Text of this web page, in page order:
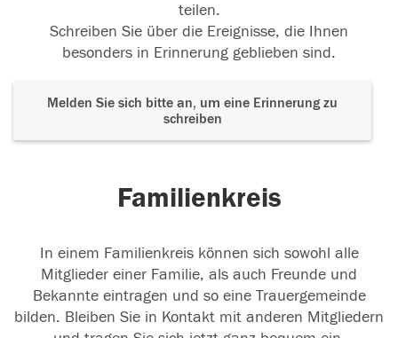
teilen.
Schreiben Sie über die Ereignisse, die Ihnen
besonders in Erinnerung geblieben sind.
Melden Sie sich bitte an, um eine Erinnerung zu
schreiben
Familienkreis
In einem Familienkreis können sich sowohl alle
Mitglieder einer Familie, als auch Freunde und
Bekannte eintragen und so eine Trauergemeinde
bilden. Bleiben Sie in Kontakt mit anderen Mitgliedern